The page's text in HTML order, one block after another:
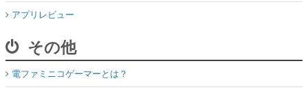
アプリレビュー
その他
電ファミニコゲーマーとは？